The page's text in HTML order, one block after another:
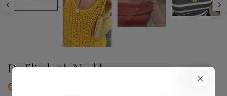
De Elizabeth Necklace
€29,95